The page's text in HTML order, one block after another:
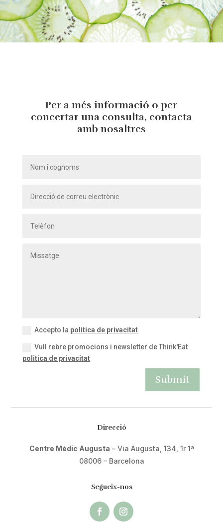
Per a més informació o per
concertar una consulta, contacta
amb nosaltres
Accepto la politica de privacitat
Vull rebre promocions i newsletter de Think'Eat
politica de privacitat
Submit
Direcció
Centre Mèdic Augusta – Via Augusta, 134, 1r 1ª
08006 – Barcelona
Segueix-nos